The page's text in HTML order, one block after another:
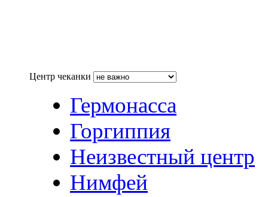
Центр чеканки
Гермонасса
Горгиппия
Неизвестный центр
Нимфей